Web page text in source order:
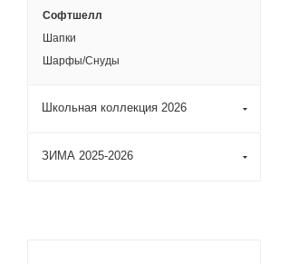
Софтшелл
Шапки
Шарфы/Снуды
Школьная коллекция 2026
ЗИМА 2025-2026